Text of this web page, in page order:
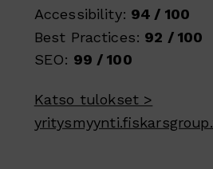
Accessibility: 94 / 100
Best Practices: 92 / 100
SEO: 99 / 100
Katso tulokset >